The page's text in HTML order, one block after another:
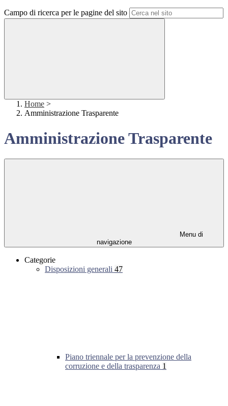
Campo di ricerca per le pagine del sito
Home >
Amministrazione Trasparente
Amministrazione Trasparente
Menu di
navigazione
Categorie
Disposizioni generali 47
Piano triennale per la prevenzione della
corruzione e della trasparenza 1